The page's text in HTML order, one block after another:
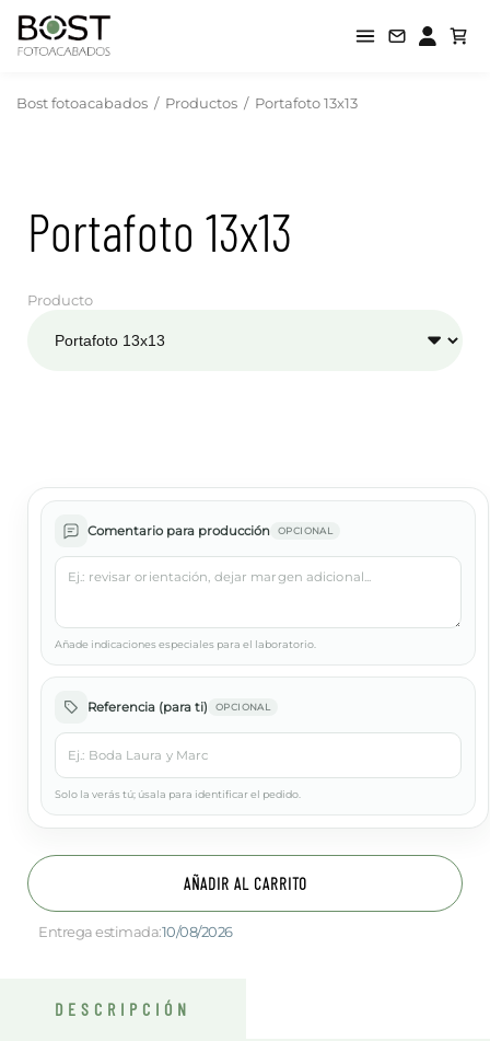
Bost fotoacabados / Productos / Portafoto 13x13
Portafoto 13x13
Producto
Comentario para producción OPCIONAL
Añade indicaciones especiales para el laboratorio.
Referencia (para ti) OPCIONAL
Solo la verás tú; úsala para identificar el pedido.
AÑADIR AL CARRITO
Entrega estimada:10/08/2026
DESCRIPCIÓN